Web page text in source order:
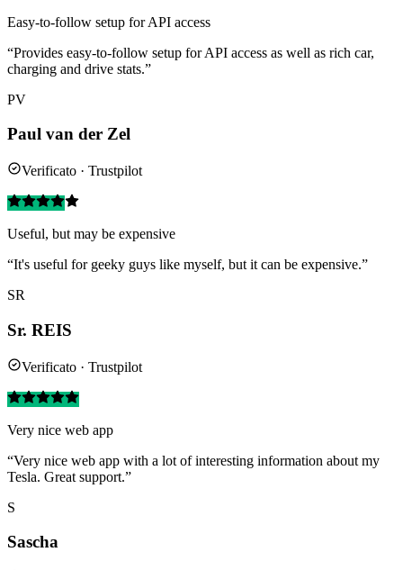
Easy-to-follow setup for API access
“Provides easy-to-follow setup for API access as well as rich car,
charging and drive stats.”
PV
Paul van der Zel
Verificato · Trustpilot
Useful, but may be expensive
“It's useful for geeky guys like myself, but it can be expensive.”
SR
Sr. REIS
Verificato · Trustpilot
Very nice web app
“Very nice web app with a lot of interesting information about my
Tesla. Great support.”
S
Sascha